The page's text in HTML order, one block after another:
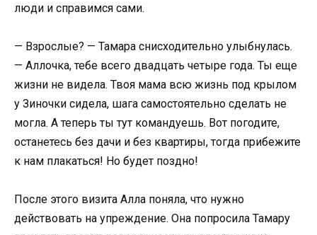
люди и справимся сами.
— Взрослые? — Тамара снисходительно улыбнулась.
— Аллочка, тебе всего двадцать четыре года. Ты еще
жизни не видела. Твоя мама всю жизнь под крылом
у Зиночки сидела, шага самостоятельно сделать не
могла. А теперь ты тут командуешь. Вот погодите,
останетесь без дачи и без квартиры, тогда прибежите
к нам плакаться! Но будет поздно!
После этого визита Алла поняла, что нужно
действовать на упреждение. Она попросила Тамару